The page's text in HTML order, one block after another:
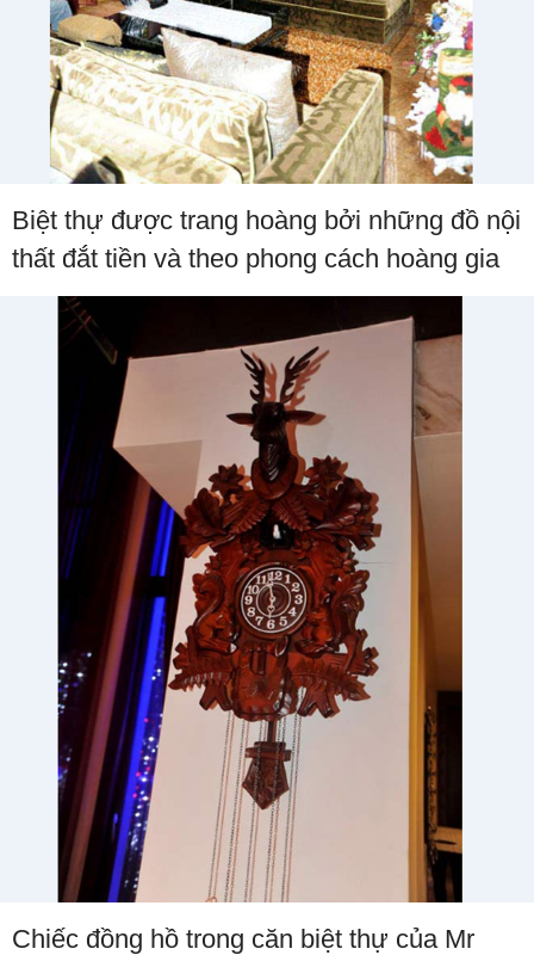
Biệt thự được trang hoàng bởi những đồ nội
thất đắt tiền và theo phong cách hoàng gia
Chiếc đồng hồ trong căn biệt thự của Mr